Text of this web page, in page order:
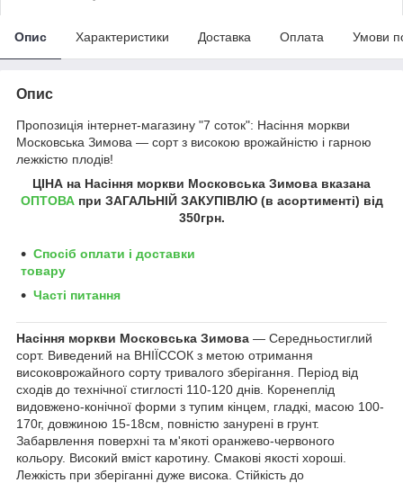
Опис Характеристики Доставка Оплата Умови
Опис
Пропозиція інтернет-магазину "7 соток": Насіння моркви
Московська Зимова ― сорт з високою врожайністю і гарною
лежкістю плодів!
ЦІНА на Насіння моркви Московська Зимова вказана
ОПТОВАпри ЗАГАЛЬНІЙ ЗАКУПІВЛЮ (в асортименті) від
350грн.
Спосіб оплати і доставки
товару
Часті питання
Насіння моркви Московська Зимова ― Середньостиглий
сорт. Виведений на ВНІЇССОК з метою отримання
високоврожайного сорту тривалого зберігання. Період від
сходів до технічної стиглості 110-120 днів. Коренеплід
видовжено-конічної форми з тупим кінцем, гладкі, масою 100-
170г, довжиною 15-18см, повністю занурені в грунт.
Забарвлення поверхні та м'якоті оранжево-червоного
кольору. Високий вміст каротину. Смакові якості хороші.
Лежкість при зберіганні дуже висока. Стійкість до